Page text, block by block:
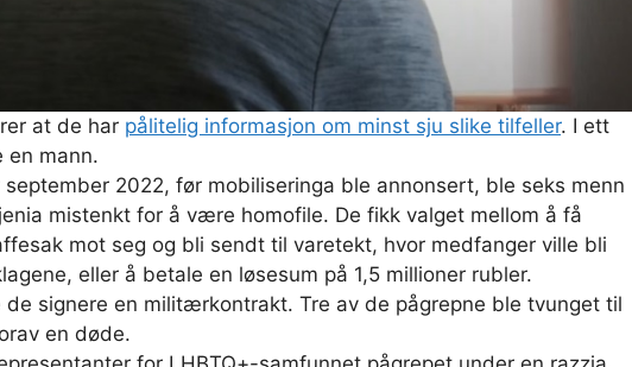
at de har pålitelig informasjon om minst sju slike tilfeller. I ett
en mann.
september 2022, før mobiliseringa ble annonsert, ble seks menn
mistenkt for å være homofile. De fikk valget mellom å få
mot seg og bli sendt til varetekt, hvor medfanger ville bli
eller å betale en løsesum på 1,5 millioner rubler.
de signere en militærkontrakt. Tre av de pågrepne ble tvunget til
en døde.